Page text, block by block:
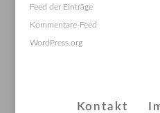
Feed der Einträge
Kommentare-Feed
WordPress.org
Kontakt